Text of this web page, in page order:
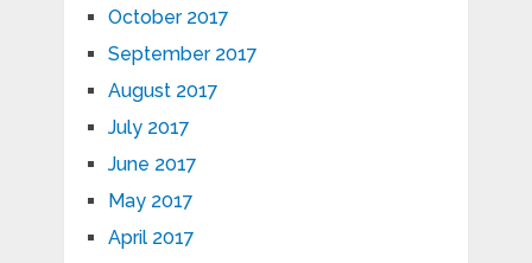
October 2017
September 2017
August 2017
July 2017
June 2017
May 2017
April 2017